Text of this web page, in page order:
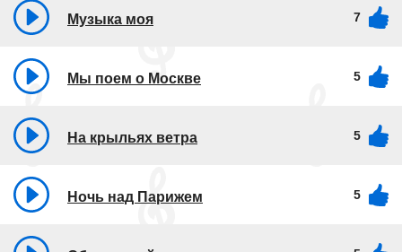
Музыка моя 7
Мы поем о Москве 5
На крыльях ветра 5
Ночь над Парижем 5